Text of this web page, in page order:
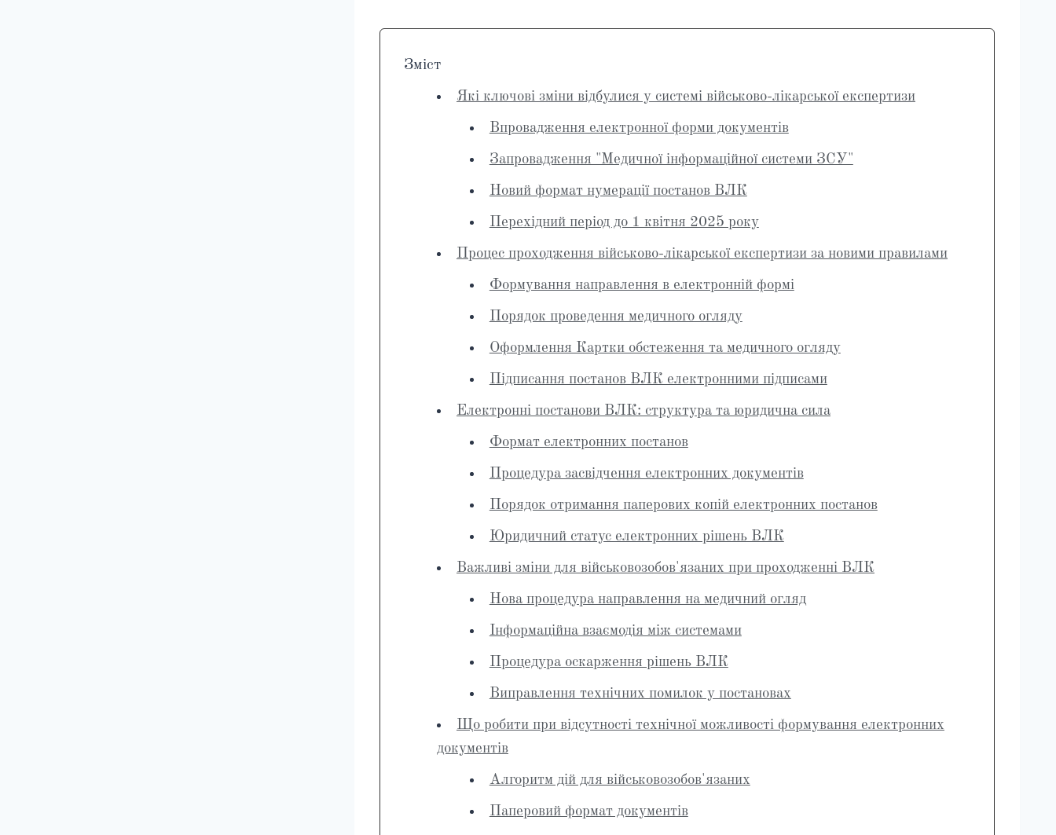
Зміст
Які ключові зміни відбулися у системі військово-лікарської експертизи
Впровадження електронної форми документів
Запровадження "Медичної інформаційної системи ЗСУ"
Новий формат нумерації постанов ВЛК
Перехідний період до 1 квітня 2025 року
Процес проходження військово-лікарської експертизи за новими правилами
Формування направлення в електронній формі
Порядок проведення медичного огляду
Оформлення Картки обстеження та медичного огляду
Підписання постанов ВЛК електронними підписами
Електронні постанови ВЛК: структура та юридична сила
Формат електронних постанов
Процедура засвідчення електронних документів
Порядок отримання паперових копій електронних постанов
Юридичний статус електронних рішень ВЛК
Важливі зміни для військовозобов'язаних при проходженні ВЛК
Нова процедура направлення на медичний огляд
Інформаційна взаємодія між системами
Процедура оскарження рішень ВЛК
Виправлення технічних помилок у постановах
Що робити при відсутності технічної можливості формування електронних
документів
Алгоритм дій для військовозобов'язаних
Паперовий формат документів